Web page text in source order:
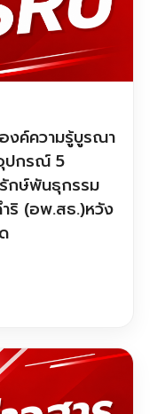
งค์ความรู้บูรณา
ปกรณ์ 5
กษ์พันธุกรรม
ริ​ (อพ.สธ.)​หวัง